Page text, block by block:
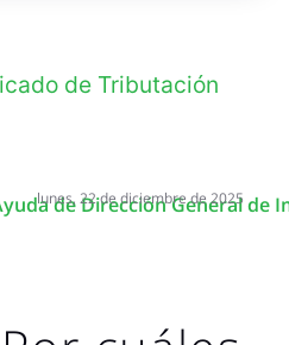
de Tributación
de Dirección General de
lunes, 22 de diciembre de 2025